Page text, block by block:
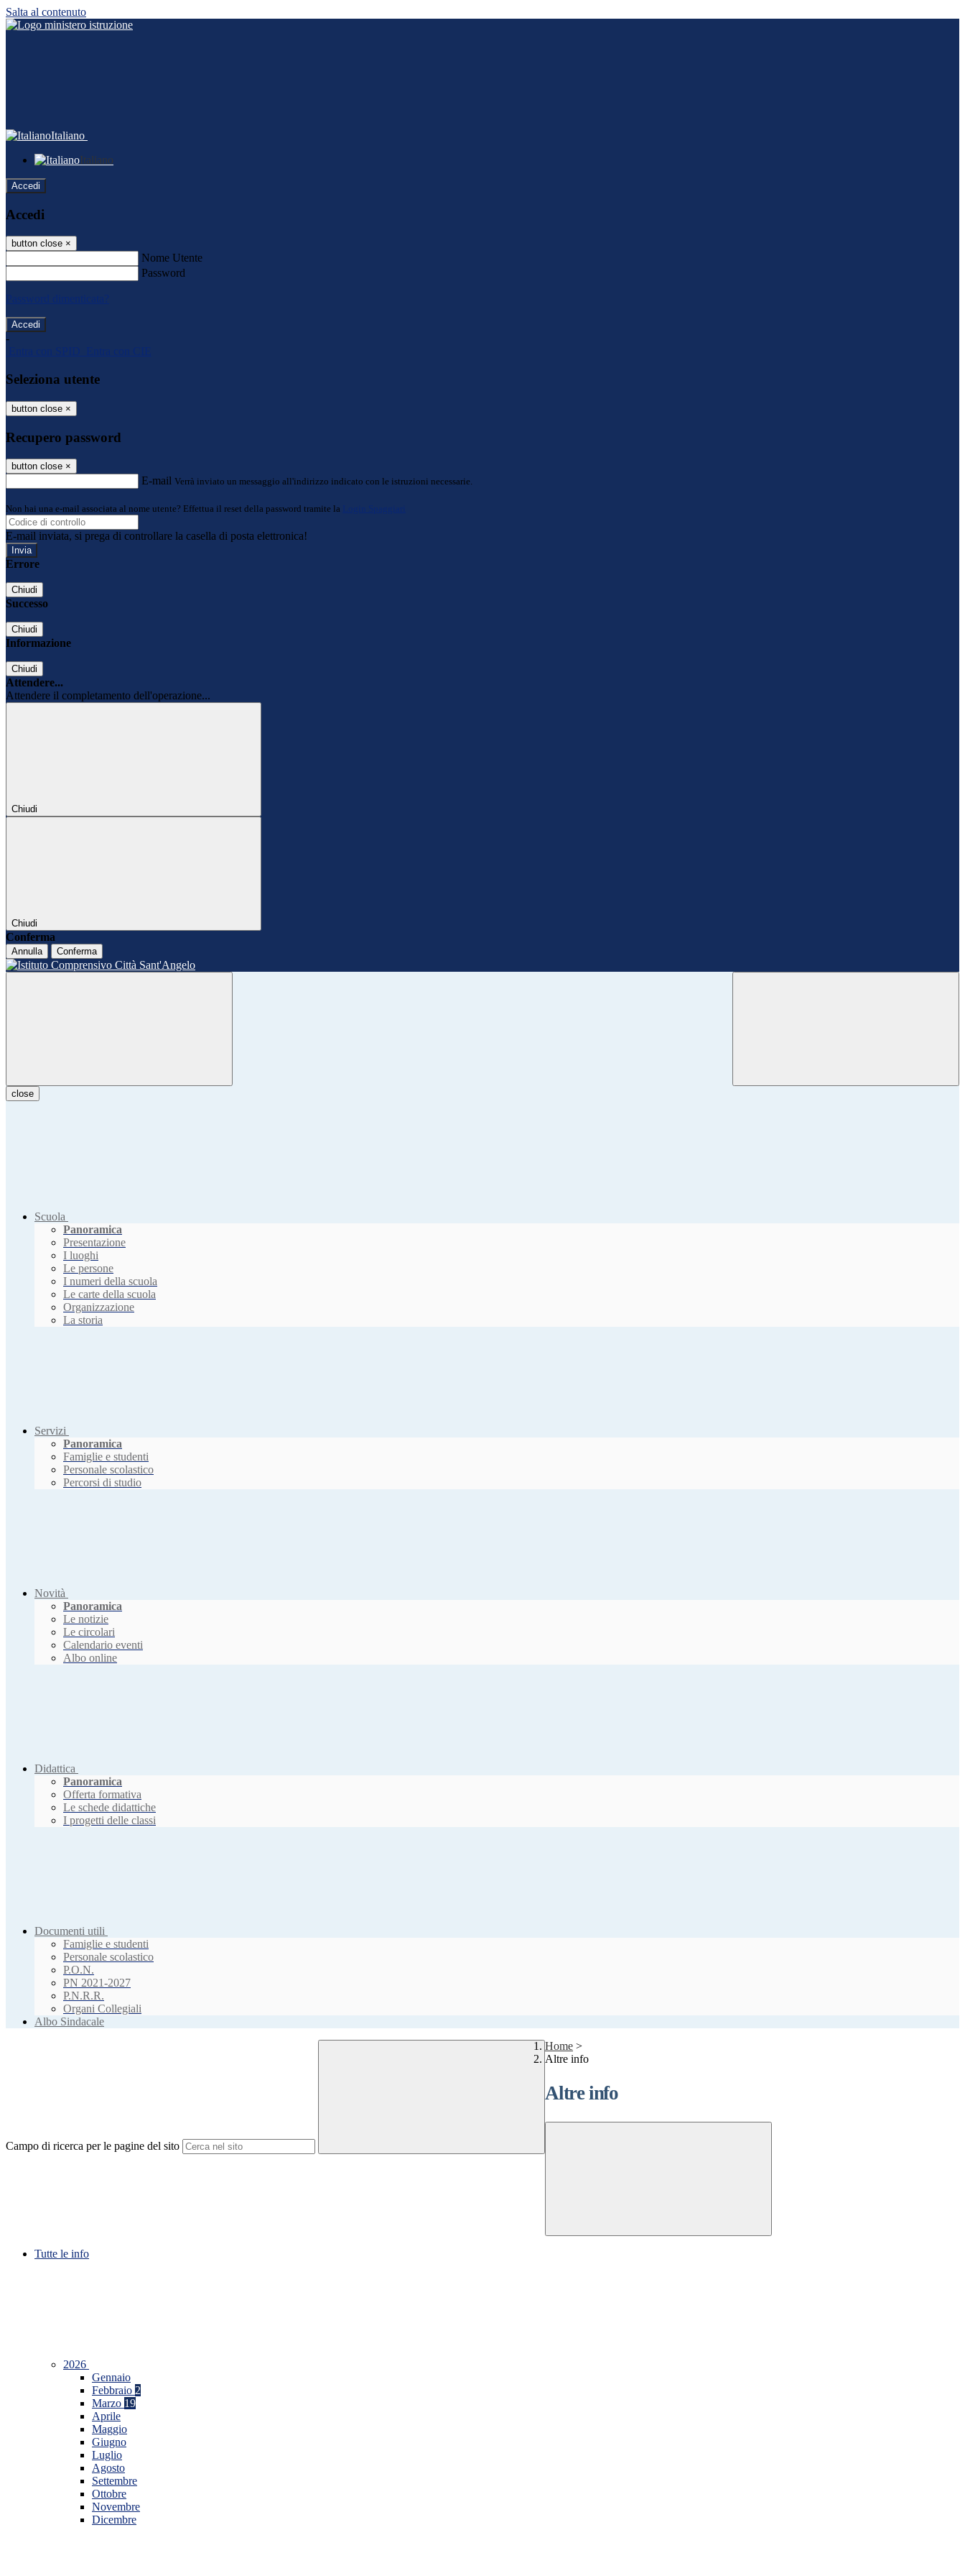
Salta al contenuto
Italiano
Italiano
Accedi
Accedi
button close ×
Nome Utente
Password
Password dimenticata?
-
Entra con SPID
Entra con CIE
Seleziona utente
button close ×
Recupero password
button close ×
E-mail Verrà inviato un messaggio all'indirizzo indicato con le istruzioni necessarie.
Non hai una e-mail associata al nome utente? Effettua il reset della password tramite la Login Spaggiari
E-mail inviata, si prega di controllare la casella di posta elettronica!
Errore
Chiudi
Successo
Chiudi
Informazione
Chiudi
Attendere...
Attendere il completamento dell'operazione...
Chiudi
Chiudi
Conferma
Annulla Conferma
close
Scuola
Panoramica
Presentazione
I luoghi
Le persone
I numeri della scuola
Le carte della scuola
Organizzazione
La storia
Servizi
Panoramica
Famiglie e studenti
Personale scolastico
Percorsi di studio
Novità
Panoramica
Le notizie
Le circolari
Calendario eventi
Albo online
Didattica
Panoramica
Offerta formativa
Le schede didattiche
I progetti delle classi
Documenti utili
Famiglie e studenti
Personale scolastico
P.O.N.
PN 2021-2027
P.N.R.R.
Organi Collegiali
Albo Sindacale
Campo di ricerca per le pagine del sito
Home >
Altre info
Altre info
Tutte le info
2026
Gennaio
Febbraio 2
Marzo 19
Aprile
Maggio
Giugno
Luglio
Agosto
Settembre
Ottobre
Novembre
Dicembre